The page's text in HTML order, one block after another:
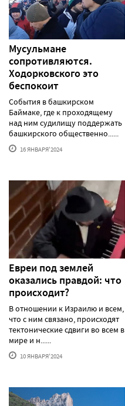
Мусульмане
сопротивляются.
Ходорковского это
беспокоит
События в башкирском
Баймаке, где к проходящему
над ним судилищу поддержать
башкирского общественно......
16 ЯНВАРЯ'2024
Евреи под землей
оказались правдой: что
происходит?
В отношении к Израилю и всем,
что с ним связано, происходят
тектонические сдвиги во всем в
мире и н......
10 ЯНВАРЯ'2024